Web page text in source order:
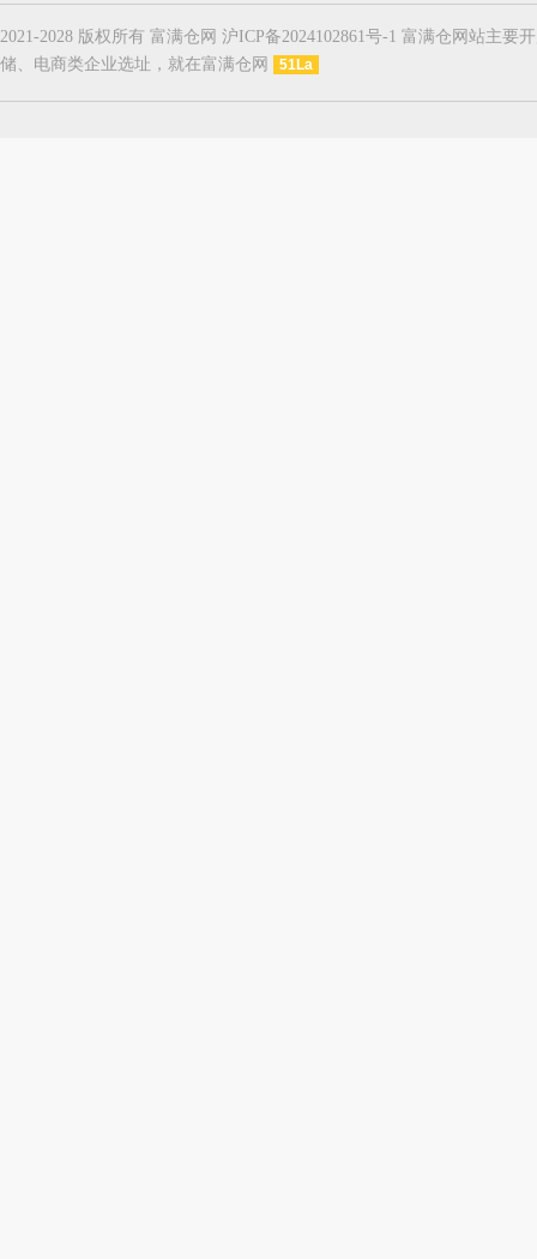
2021-2028 版权所有 富满仓网 沪ICP备2024102861号-1 富满仓网站主
储、电商类企业选址，就在富满仓网
51La